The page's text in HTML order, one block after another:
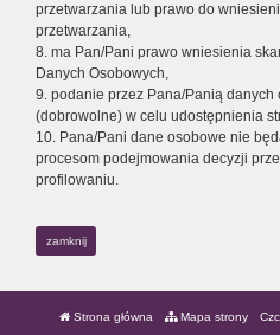
przetwarzania lub prawo do
przetwarzania,
8. ma Pan/Pani prawo wniesienia
Danych Osobowych,
9. podanie przez Pana/Panią danych
(dobrowolne) w celu udostępnienia
10. Pana/Pani dane osobowe nie
procesom podejmowania decyzji
profilowaniu.
zamknij
Strona główna Mapa strony